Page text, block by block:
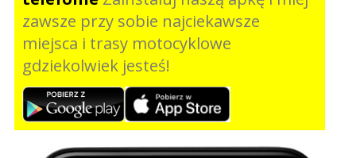
zawsze przy sobie najciekawsze
miejsca i trasy motocyklowe
gdziekolwiek jesteś!